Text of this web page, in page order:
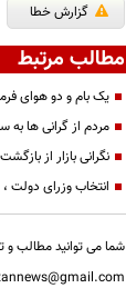
گزارش خطا
مطالب مرتبط
یک بام و دو هوای
مردم از گرانی ها به
نگرانی بازار از
انتخاب وزرای دولت
شما می توانید مطالب و